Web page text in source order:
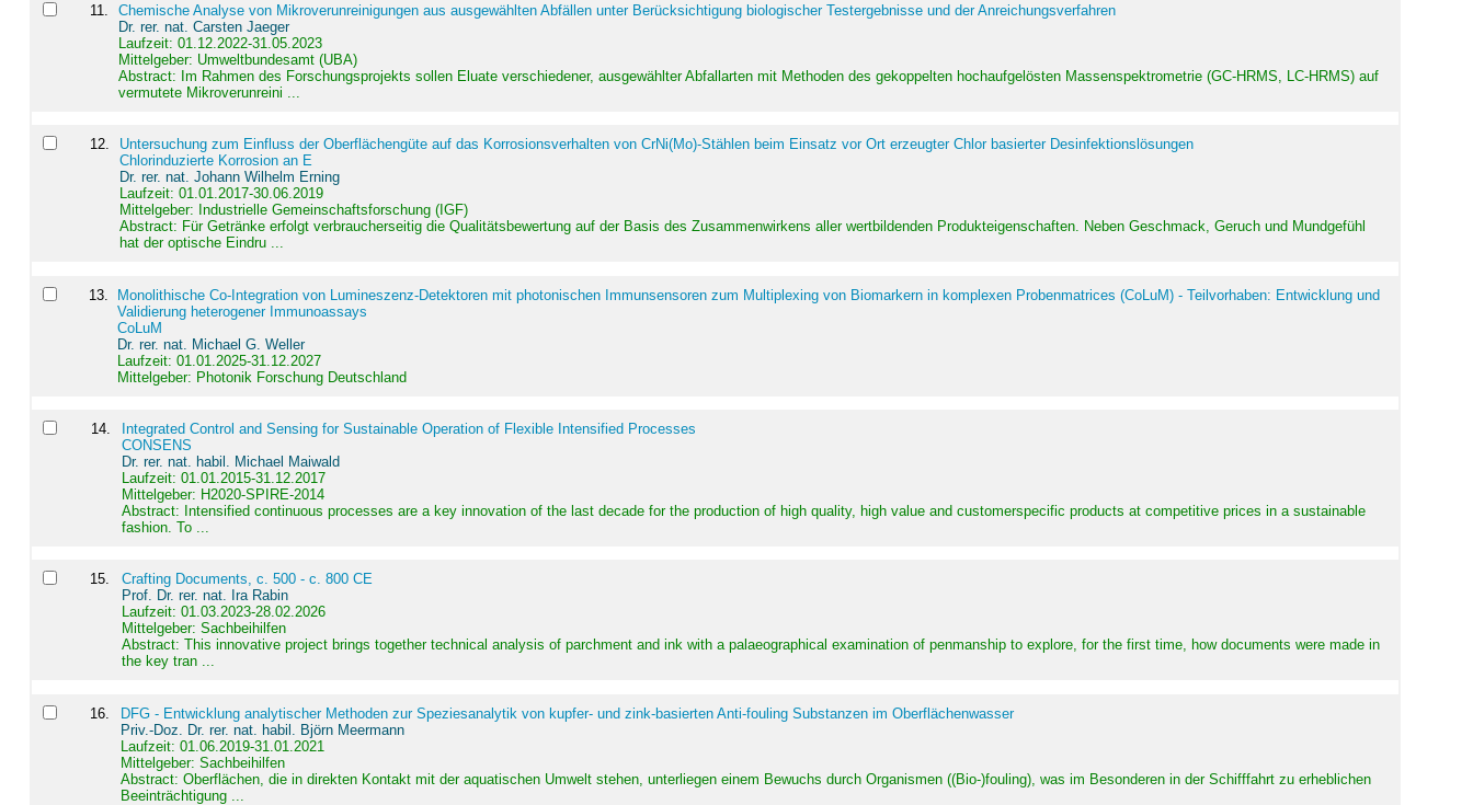
11
Chemische Analyse von Mikroverunreinigungen aus ausgewählten Abfällen unter Berücksichtigung biologischer Testergebnisse und der Anreichungsverfahren
Dr. rer. nat. Carsten Jaeger
Laufzeit: 01.12.2022-31.05.2023
Mittelgeber: Umweltbundesamt (UBA)
Abstract: Im Rahmen des Forschungsprojekts sollen Eluate verschiedener, ausgewählter Abfallarten mit Methoden des gekoppelten hochaufgelösten Massenspektrometrie (GC-HRMS, LC-HRMS) auf
vermutete Mikroverunreini ...
12.
Untersuchung zum Einfluss der Oberflächengüte auf das Korrosionsverhalten von CrNi(Mo)-Stählen beim Einsatz vor Ort erzeugter Chlor basierter Desinfektionslösungen
Chlorinduzierte Korrosion an E
Dr. rer. nat. Johann Wilhelm Erning
Laufzeit: 01.01.2017-30.06.2019
Mittelgeber: Industrielle Gemeinschaftsforschung (IGF)
Abstract: Für Getränke erfolgt verbraucherseitig die Qualitätsbewertung auf der Basis des Zusammenwirkens aller wertbildenden Produkteigenschaften. Neben Geschmack, Geruch und Mundgefühl
hat der optische Eindru ...
13.
Monolithische Co-Integration von Lumineszenz-Detektoren mit photonischen Immunsensoren zum Multiplexing von Biomarkern in komplexen Probenmatrices (CoLuM) - Teilvorhaben: Entwicklung und
Validierung heterogener Immunoassays
CoLuM
Dr. rer. nat. Michael G. Weller
Laufzeit: 01.01.2025-31.12.2027
Mittelgeber: Photonik Forschung Deutschland
14.
Integrated Control and Sensing for Sustainable Operation of Flexible Intensified Processes
CONSENS
Dr. rer. nat. habil. Michael Maiwald
Laufzeit: 01.01.2015-31.12.2017
Mittelgeber: H2020-SPIRE-2014
Abstract: Intensified continuous processes are a key innovation of the last decade for the production of high quality, high value and customerspecific products at competitive prices in a sustainable
fashion. To ...
15.
Crafting Documents, c. 500 - c. 800 CE
Prof. Dr. rer. nat. Ira Rabin
Laufzeit: 01.03.2023-28.02.2026
Mittelgeber: Sachbeihilfen
Abstract: This innovative project brings together technical analysis of parchment and ink with a palaeographical examination of penmanship to explore, for the first time, how documents were made in
the key tran ...
16
DFG - Entwicklung analytischer Methoden zur Speziesanalytik von kupfer- und zink-basierten Anti-fouling Substanzen im Oberflächenwasser
Priv.-Doz. Dr. rer. nat. habil. Björn Meermann
Laufzeit: 01.06.2019-31.01.2021
Mittelgeber: Sachbeihilfen
Abstract:Oberflächen, die in direkten Kontakt mit der aquatischen Umwelt stehen, unterliegen einem Bewuchs durch Organismen ((Bio-)fouling), was im Besonderen in der Schifffahrt zu erheblichen
Beeinträchtigung ...